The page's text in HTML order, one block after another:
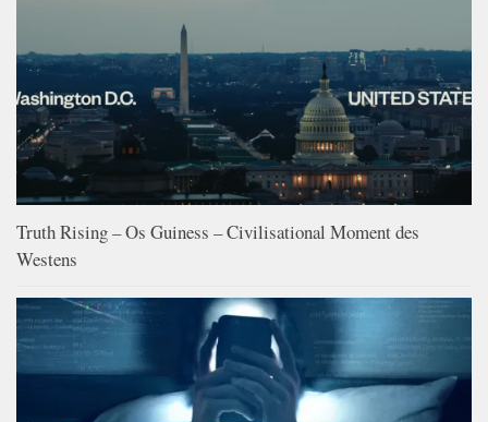
Truth Rising – Os Guiness – Civilisational Moment des
Westens